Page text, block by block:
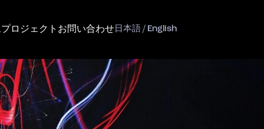
プロジェクト お問い合わせ 日本語 / English